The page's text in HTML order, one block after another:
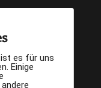
es für uns
Einige